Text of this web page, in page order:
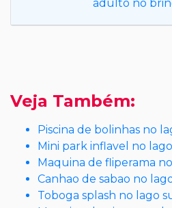
adulto no
Veja Também:
Piscina de bolinhas no
Mini park inflavel no
Maquina de fliperama
Canhao de sabao no
Toboga splash no lago